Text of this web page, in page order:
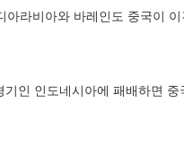
라비아와 바레인도 중국이
인 인도네시아에 패배하면